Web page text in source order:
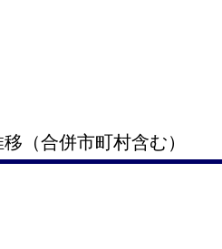
（合併市町村含む）